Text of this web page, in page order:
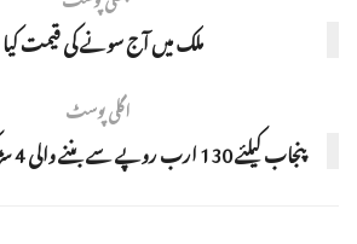
ملک میں آج سونے کی قیمت
اگلی پوسٹ
پنجاب کیلئے 130 ارب روپے سے بننے والی 4 سڑکیں ایکنک سے منظور